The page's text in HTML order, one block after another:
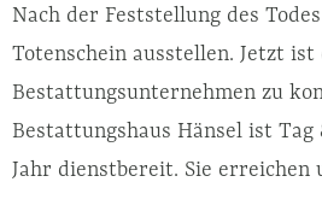
Nach der Feststellung des
Totenschein ausstellen. Jetzt
Bestattungsunternehmen zu
Bestattungshaus Hänsel ist Tag
Jahr dienstbereit. Sie erreichen